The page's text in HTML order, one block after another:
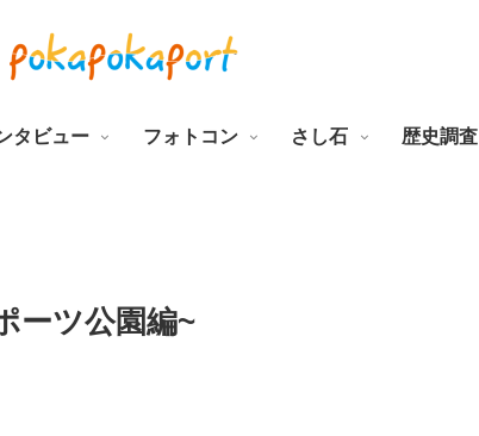
タビュー フォトコン さし石 歴史調査
ーツ公園編~